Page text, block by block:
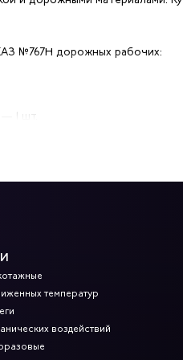
№767Н дорожных рабочих:
1 шт.
от механических
от запотевания — 1 шт.
температур
воздействий